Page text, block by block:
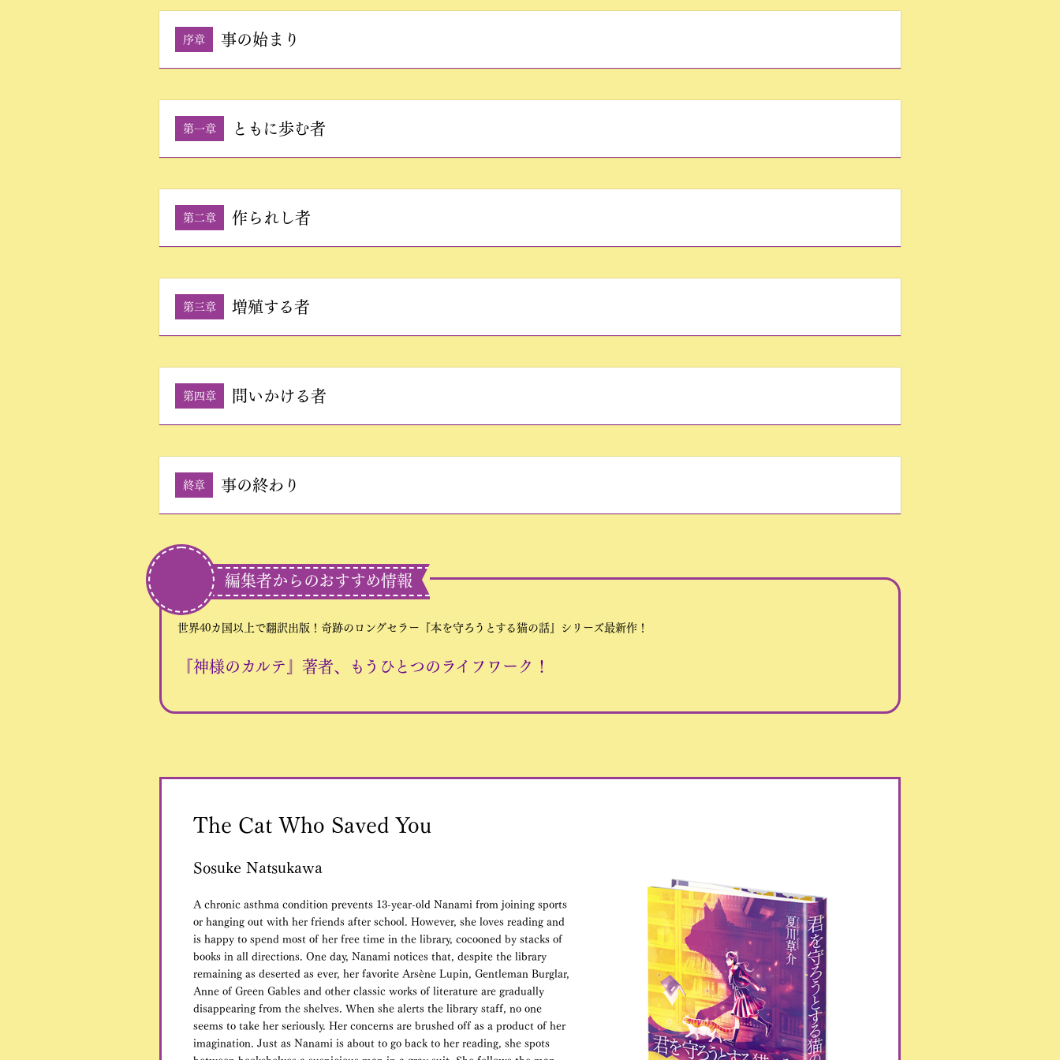
序章 事の始まり
第一章 ともに歩む者
第二章 作られし者
第三章 増殖する者
第四章 問いかける者
終章 事の終わり
編集者からのおすすめ情報
世界40カ国以上で翻訳出版！奇跡のロングセラー『本を守ろうとする猫の話』シリーズ最新作！
『神様のカルテ』著者、もうひとつのライフワーク！
The Cat Who Saved You
Sosuke Natsukawa
A chronic asthma condition prevents 13-year-old Nanami from joining sports
or hanging out with her friends after school. However, she loves reading and
is happy to spend most of her free time in the library, cocooned by stacks of
books in all directions. One day, Nanami notices that, despite the library
remaining as deserted as ever, her favorite Arsène Lupin, Gentleman Burglar,
Anne of Green Gables and other classic works of literature are gradually
disappearing from the shelves. When she alerts the library staff, no one
seems to take her seriously. Her concerns are brushed off as a product of her
imagination. Just as Nanami is about to go back to her reading, she spots